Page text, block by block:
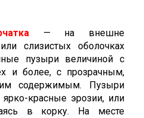
— на внешне
слизистых оболочках
пузыри величиной с
и более, с прозрачным,
содержимым. Пузыри
красные эрозии, или
в корку. На месте